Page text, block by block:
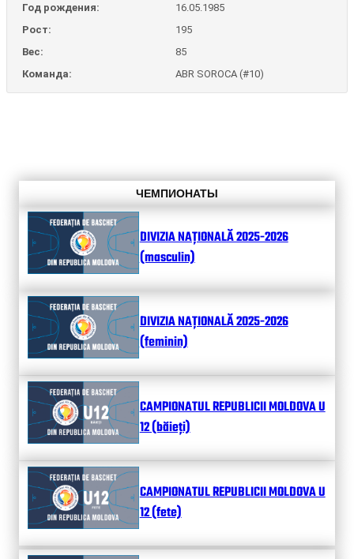
Год рождения:
16.05.1985
Рост:
195
Вес:
85
Команда:
ABR SOROCA (#10)
ЧЕМПИОНАТЫ
DIVIZIA NAȚIONALĂ 2025-2026
(masculin)
DIVIZIA NAȚIONALĂ 2025-2026
(feminin)
CAMPIONATUL REPUBLICII MOLDOVA U
12 (băieți)
CAMPIONATUL REPUBLICII MOLDOVA U
12 (fete)